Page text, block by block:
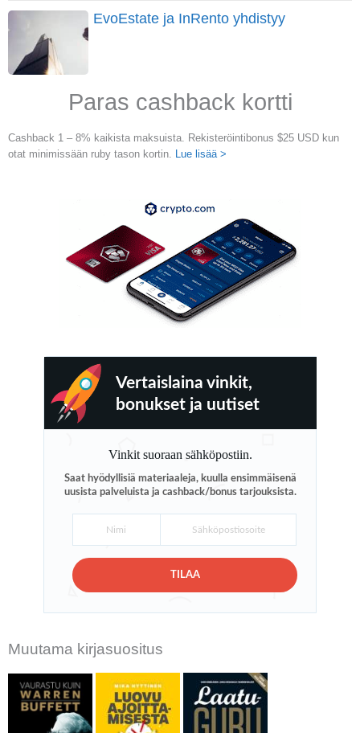
EvoEstate ja InRento yhdistyy
Paras cashback kortti
Cashback 1 – 8% kaikista maksuista. Rekisteröintibonus $25 USD kun
otat minimissään ruby tason kortin. Lue lisää >
Vertaislaina vinkit,
bonukset ja uutiset
Vinkit suoraan sähköpostiin.
Saat hyödyllisiä materiaaleja, kuulla ensimmäisenä
uusista palveluista ja cashback/bonus tarjouksista.
TILAA
Muutama kirjasuositus